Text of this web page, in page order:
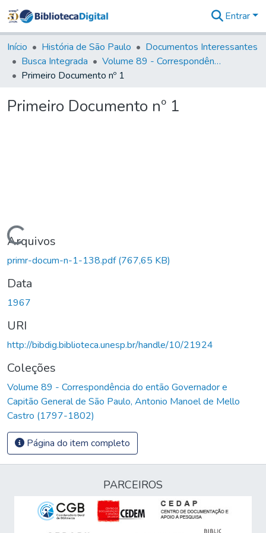
&
Coleções
Tudo na
Biblioteca
Estatísticas
Entrar
Início História de São Paulo
Documentos Interessantes
Busca Integrada
Volume 89 - Correspondência do então Governador e Capitão General de São Paulo, Antonio Manoel de Mello Castro (1797-1802)
Primeiro Documento nº 1
Primeiro Documento nº 1
Carregando...
Arquivos
primr-docum-n-1-138.pdf(767,65 KB)
Data
1967
URI
http://bibdig.biblioteca.unesp.br/handle/10/21924
Coleções
Volume 89 - Correspondência do então Governador e
Capitão General de São Paulo, Antonio Manoel de Mello
Castro (1797-1802)
Página do item completo
PARCEIROS